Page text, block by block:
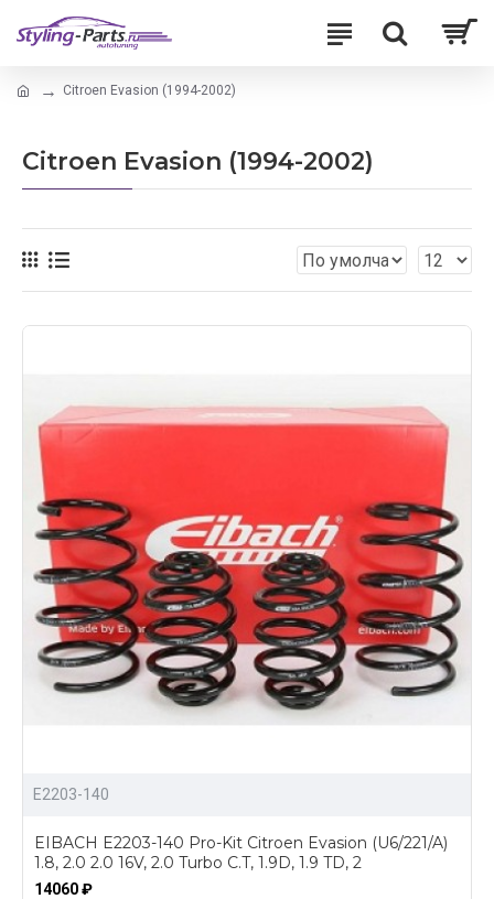
Citroen Evasion (1994-2002)
Citroen Evasion (1994-2002)
E2203-140
EIBACH E2203-140 Pro-Kit Citroen Evasion (U6/221/A)
1.8, 2.0 2.0 16V, 2.0 Turbo C.T, 1.9D, 1.9 TD, 2
14060 ₽